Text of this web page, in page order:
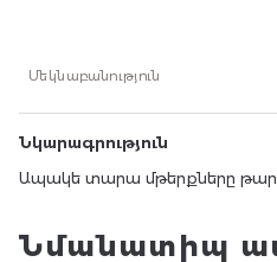
Մեկնաբանություն
Նկարագրություն
Ապակե տարա մթերքները
Նմանատիպ